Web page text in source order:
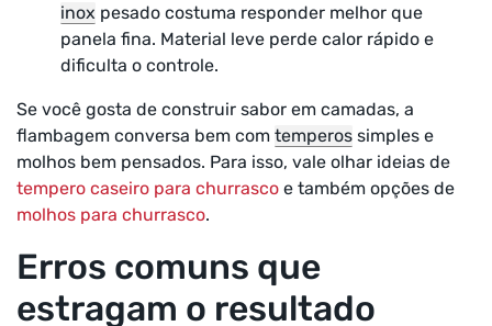
inox pesado costuma responder melhor que
panela fina. Material leve perde calor rápido e
dificulta o controle.
Se você gosta de construir sabor em camadas, a
flambagem conversa bem com temperos simples e
molhos bem pensados. Para isso, vale olhar ideias de
tempero caseiro para churrasco e também opções de
molhos para churrasco.
Erros comuns que
estragam o resultado